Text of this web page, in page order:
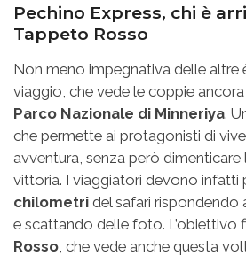
Pechino Express, chi è
Tappeto Rosso
Non meno impegnativa delle altre
viaggio, che vede le coppie ancora
Parco Nazionale di Minneriya.
che permette ai protagonisti di
avventura, senza però dimenticare
vittoria. I viaggiatori devono infatti
chilometri del safari rispondendo
e scattando delle foto. L’obiettivo
Rosso , che vede anche questa